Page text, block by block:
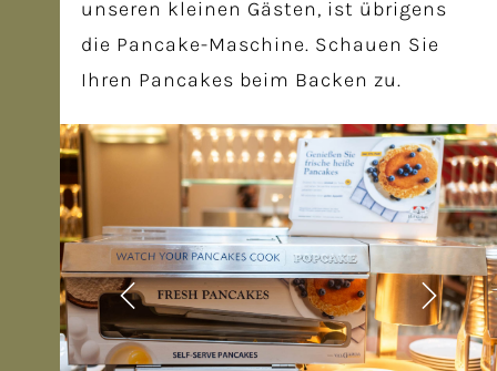
unseren kleinen Gästen, ist übrigens
die Pancake-Maschine. Schauen Sie
Ihren Pancakes beim Backen zu.
Frühstück 4